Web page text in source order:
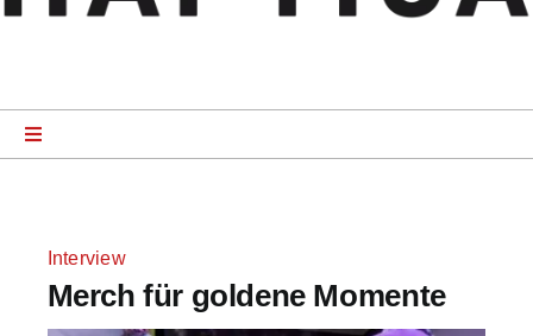
Toggle
Navigation
Interview
Merch für goldene Momente